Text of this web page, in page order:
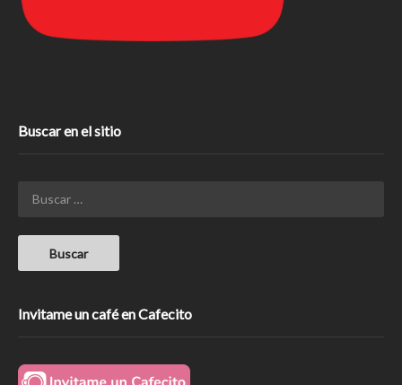
Buscar en el sitio
Invitame un café en Cafecito